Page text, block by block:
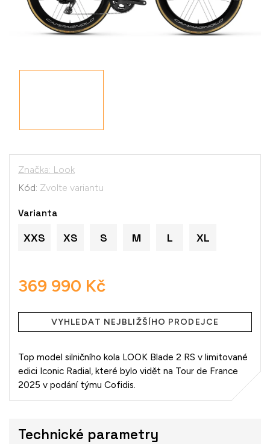
Značka: Look
Kód: Zvolte variantu
369 990 Kč
cena:
VYHLEDAT NEJBLIŽŠÍHO PRODEJCE
Varianta
XXS XS S M L XL
Top model silničního kola LOOK Blade 2 RS v limitované
edici Iconic Radial, které bylo vidět na Tour de France
2025 v podání týmu Cofidis.
Technické parametry